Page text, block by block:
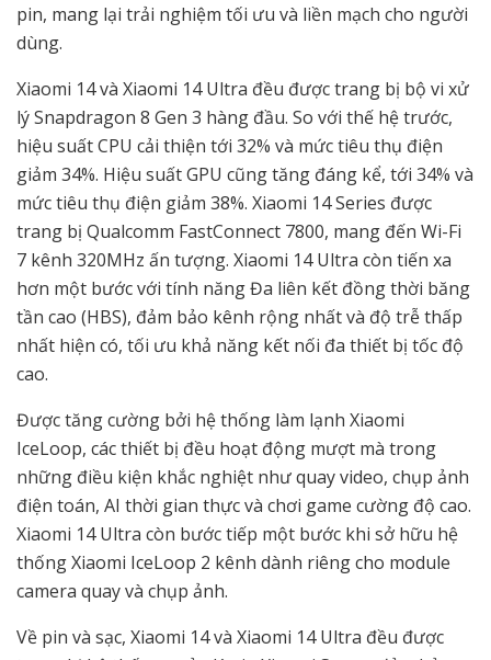
pin, mang lại trải nghiệm tối ưu và liền mạch cho người
dùng.
Xiaomi 14 và Xiaomi 14 Ultra đều được trang bị bộ vi xử
lý Snapdragon 8 Gen 3 hàng đầu. So với thế hệ trước,
hiệu suất CPU cải thiện tới 32% và mức tiêu thụ điện
giảm 34%. Hiệu suất GPU cũng tăng đáng kể, tới 34% và
mức tiêu thụ điện giảm 38%. Xiaomi 14 Series được
trang bị Qualcomm FastConnect 7800, mang đến Wi-Fi
7 kênh 320MHz ấn tượng. Xiaomi 14 Ultra còn tiến xa
hơn một bước với tính năng Đa liên kết đồng thời băng
tần cao (HBS), đảm bảo kênh rộng nhất và độ trễ thấp
nhất hiện có, tối ưu khả năng kết nối đa thiết bị tốc độ
cao.
Được tăng cường bởi hệ thống làm lạnh Xiaomi
IceLoop, các thiết bị đều hoạt động mượt mà trong
những điều kiện khắc nghiệt như quay video, chụp ảnh
điện toán, AI thời gian thực và chơi game cường độ cao.
Xiaomi 14 Ultra còn bước tiếp một bước khi sở hữu hệ
thống Xiaomi IceLoop 2 kênh dành riêng cho module
camera quay và chụp ảnh.
Về pin và sạc, Xiaomi 14 và Xiaomi 14 Ultra đều được